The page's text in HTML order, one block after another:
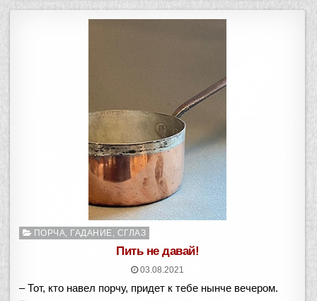
Опубликовано
ПОРЧА, ГАДАНИЕ, СГЛАЗ
Пить не давай!
03.08.2021
– Тот, кто навел порчу, придет к тебе нынче вечером.